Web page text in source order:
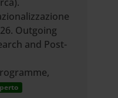
Outgoing
and Post-